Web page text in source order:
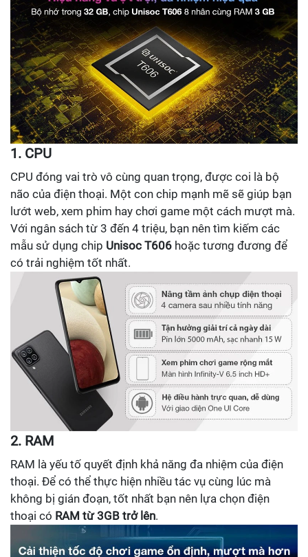
1. CPU
CPU đóng vai trò vô cùng quan trọng, được coi là bộ
não của điện thoại. Một con chip mạnh mẽ sẽ giúp bạn
lướt web, xem phim hay chơi game một cách mượt mà.
Với ngân sách từ 3 đến 4 triệu, bạn nên tìm kiếm các
mẫu sử dụng chip Unisoc T606 hoặc tương đương để
có trải nghiệm tốt nhất.
2. RAM
RAM là yếu tố quyết định khả năng đa nhiệm của điện
thoại. Để có thể thực hiện nhiều tác vụ cùng lúc mà
không bị gián đoạn, tốt nhất bạn nên lựa chọn điện
thoại có RAM từ 3GB trở lên.